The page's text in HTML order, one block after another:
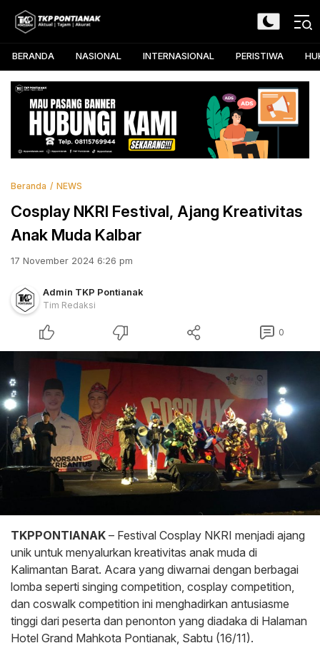
TKP Pontianak
Aktual, Tajam, dan Akurat
BERANDA NASIONAL INTERNASIONAL PERISTIWA
Beranda NEWS
Cosplay NKRI Festival, Ajang Kreativitas
Anak Muda Kalbar
17 November 2024 6:26 pm
Admin TKP Pontianak
Tim Redaksi
0
TKPPONTIANAK – Festival Cosplay NKRI menjadi ajang
unik untuk menyalurkan kreativitas anak muda di
Kalimantan Barat. Acara yang diwarnai dengan berbagai
lomba seperti singing competition, cosplay competition,
dan coswalk competition ini menghadirkan antusiasme
tinggi dari peserta dan penonton yang diadaka di Halaman
Hotel Grand Mahkota Pontianak, Sabtu (16/11).